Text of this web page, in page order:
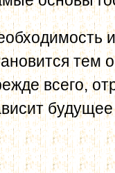
тем
всего,